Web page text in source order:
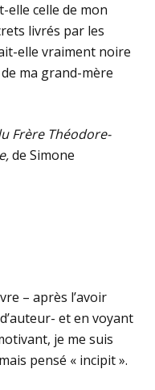
celle de mon
livrés par les
elle vraiment noire
ma grand-mère
Frère Théodore-
de Simone
– après l’avoir
et en voyant
je me suis
pensé « incipit ».